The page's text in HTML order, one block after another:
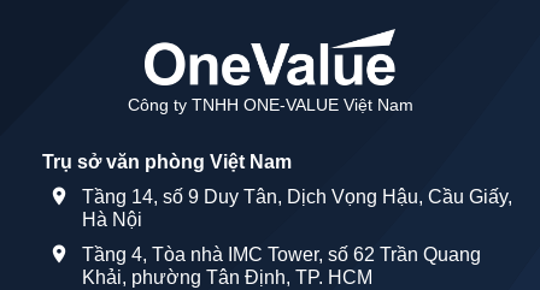
Công ty TNHH ONE-VALUE Việt Nam
Trụ sở văn phòng Việt Nam
Tầng 14, số 9 Duy Tân, Dịch Vọng Hậu, Cầu Giấy,
Hà Nội
Tầng 4, Tòa nhà IMC Tower, số 62 Trần Quang
Khải, phường Tân Định, TP. HCM